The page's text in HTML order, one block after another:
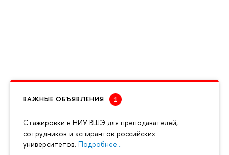
ВАЖНЫЕ ОБЪЯВЛЕНИЯ
Cтажировки в НИУ ВШЭ для преподавателей,
сотрудников и аспирантов российских
университетов. Подробнее…